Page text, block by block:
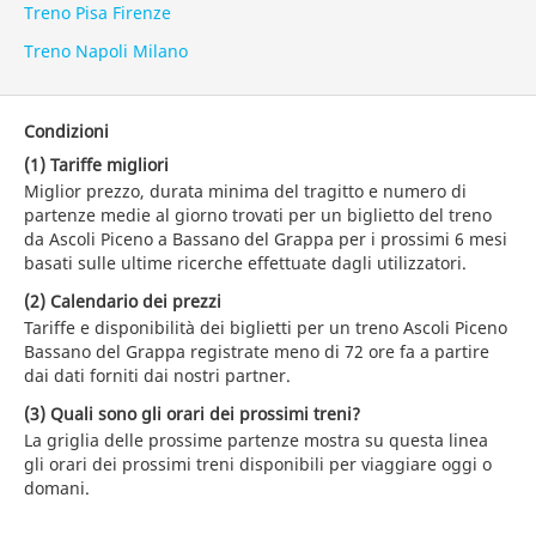
Treno Pisa Firenze
Treno Napoli Milano
Condizioni
(1) Tariffe migliori
Miglior prezzo, durata minima del tragitto e numero di
partenze medie al giorno trovati per un biglietto del treno
da Ascoli Piceno a Bassano del Grappa per i prossimi 6 mesi
basati sulle ultime ricerche effettuate dagli utilizzatori.
(2) Calendario dei prezzi
Tariffe e disponibilità dei biglietti per un treno Ascoli Piceno
Bassano del Grappa registrate meno di 72 ore fa a partire
dai dati forniti dai nostri partner.
(3) Quali sono gli orari dei prossimi treni?
La griglia delle prossime partenze mostra su questa linea
gli orari dei prossimi treni disponibili per viaggiare oggi o
domani.